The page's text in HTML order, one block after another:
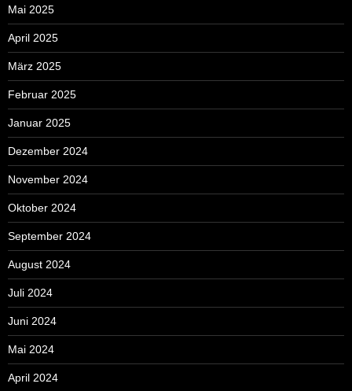
Mai 2025
April 2025
März 2025
Februar 2025
Januar 2025
Dezember 2024
November 2024
Oktober 2024
September 2024
August 2024
Juli 2024
Juni 2024
Mai 2024
April 2024